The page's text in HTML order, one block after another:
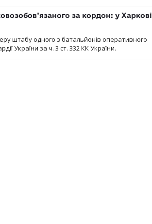
за кордон: у Харкові
штабу одного з батальйонів оперативного
України за ч. 3 ст. 332 КК України.